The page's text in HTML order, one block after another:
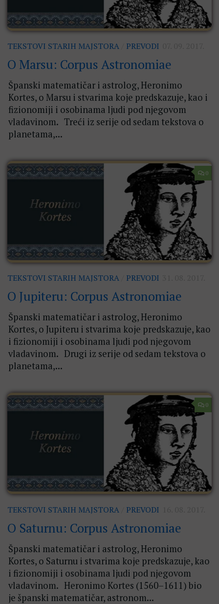
TEKSTOVI STARIH MAJSTORA PREVODI
O Marsu: Corpus Astronomiae
Španski matematičar i astrolog, Heronimo
Kortes, o Marsu i stvarima koje predskazuje, kao i
fizionomiji i osobinama ljudi pod njegovom
vladavinom. Treći iz serije od sedam tekstova o
planetama,...
0
TEKSTOVI STARIH MAJSTORA PREVODI
O Jupiteru: Corpus Astronomiae
Španski matematičar i astrolog, Heronimo
Kortes, o Jupiteru i stvarima koje predskazuje, kao
i fizionomiji i osobinama ljudi pod njegovom
vladavinom. Drugi iz serije od sedam tekstova o
planetama,...
0
TEKSTOVI STARIH MAJSTORA PREVODI
O Saturnu: Corpus Astronomiae
Španski matematičar i astrolog, Heronimo
Kortes, o Saturnu i stvarima koje predskazuje, kao
i fizionomiji i osobinama ljudi pod njegovom
vladavinom. Heronimo Kortes (1560–1611) bio
je španski matematičar, astronom...